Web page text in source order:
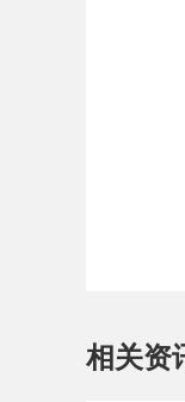
相关资